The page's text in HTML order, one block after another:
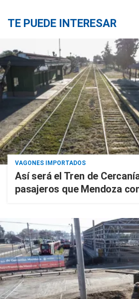
TE PUEDE INTERESAR
VAGONES IMPORTADOS
Así será el Tren de
pasajeros que Mendoza